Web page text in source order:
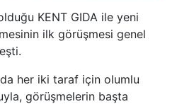
KENT GIDA ile yeni
ilk görüşmesi genel
her iki taraf için olumlu
görüşmelerin başta